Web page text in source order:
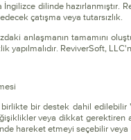
İngilizce dilinde
çatışma veya tutarsızlık.
anlaşmanın tamamını
yapılmalıdır. ReviverSoft,
bir destek dahil edilebilir
veya dikkat
hareket etmeyi seçebilir